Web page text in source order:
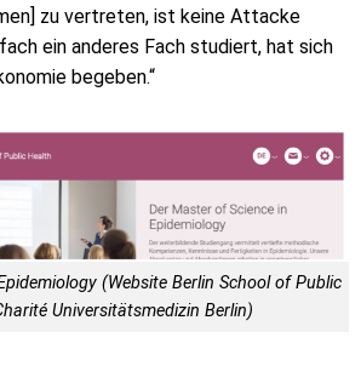
zu vertreten, ist keine Attacke
ein anderes Fach studiert, hat sich
begeben.“
(Website Berlin School of Public
Universitätsmedizin Berlin)